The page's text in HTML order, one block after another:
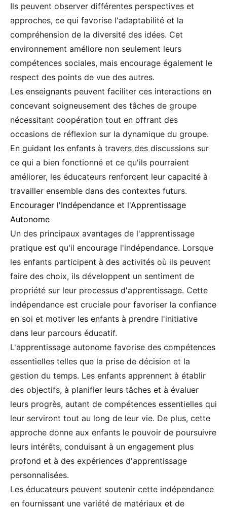
Ils peuvent observer différentes perspectives et
approches, ce qui favorise l'adaptabilité et la
compréhension de la diversité des idées. Cet
environnement améliore non seulement leurs
compétences sociales, mais encourage également le
respect des points de vue des autres.
Les enseignants peuvent faciliter ces interactions en
concevant soigneusement des tâches de groupe
nécessitant coopération tout en offrant des
occasions de réflexion sur la dynamique du groupe.
En guidant les enfants à travers des discussions sur
ce qui a bien fonctionné et ce qu'ils pourraient
améliorer, les éducateurs renforcent leur capacité à
travailler ensemble dans des contextes futurs.
Encourager l'Indépendance et l'Apprentissage
Autonome
Un des principaux avantages de l'apprentissage
pratique est qu'il encourage l'indépendance. Lorsque
les enfants participent à des activités où ils peuvent
faire des choix, ils développent un sentiment de
propriété sur leur processus d'apprentissage. Cette
indépendance est cruciale pour favoriser la confiance
en soi et motiver les enfants à prendre l'initiative
dans leur parcours éducatif.
L'apprentissage autonome favorise des compétences
essentielles telles que la prise de décision et la
gestion du temps. Les enfants apprennent à établir
des objectifs, à planifier leurs tâches et à évaluer
leurs progrès, autant de compétences essentielles qui
leur serviront tout au long de leur vie. De plus, cette
approche donne aux enfants le pouvoir de poursuivre
leurs intérêts, conduisant à un engagement plus
profond et à des expériences d'apprentissage
personnalisées.
Les éducateurs peuvent soutenir cette indépendance
en fournissant une variété de matériaux et de